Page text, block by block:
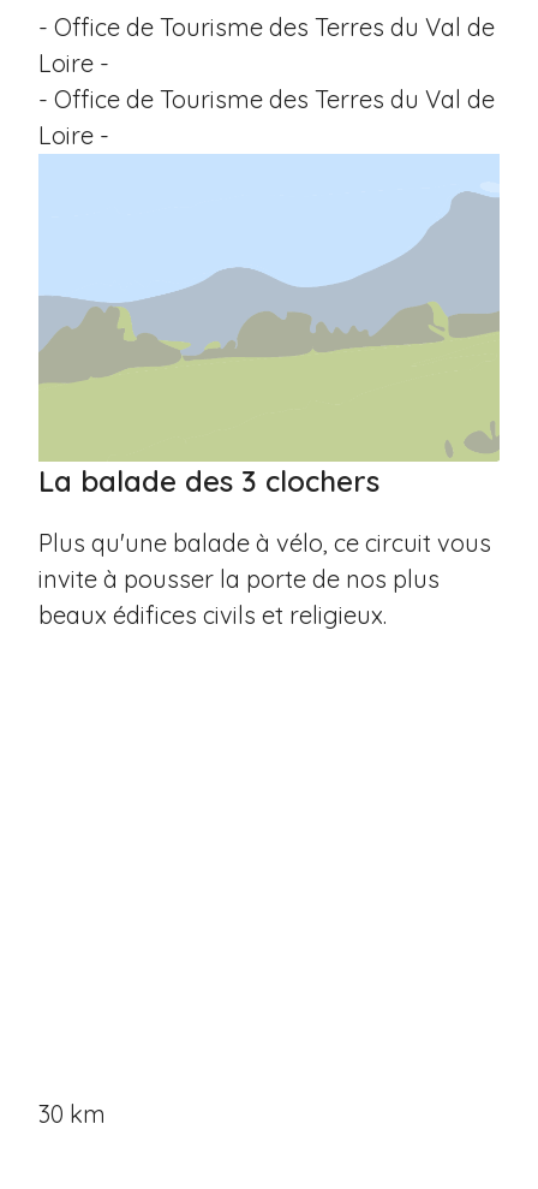
- Office de Tourisme des Terres du Val de
Loire -
- Office de Tourisme des Terres du Val de
Loire -
La balade des 3 clochers
Plus qu'une balade à vélo, ce circuit vous
invite à pousser la porte de nos plus
beaux édifices civils et religieux.
30 km